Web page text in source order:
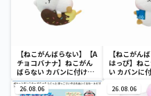
【ねこがんばらない】【A
チョコバナナ】ねこがん
ばらない カバンに付けら
れるぬいぐるみ～後の祭
りver.～
【ねこがん
はっぴ】ね
い カバンに
いぐるみ～
～
26.08.06 26.08.06